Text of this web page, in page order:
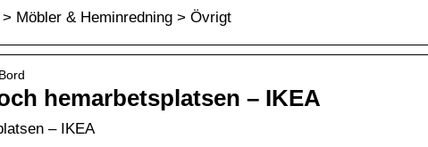
Möbler & Heminredning > Övrigt
hemarbetsplatsen – IKEA
– IKEA